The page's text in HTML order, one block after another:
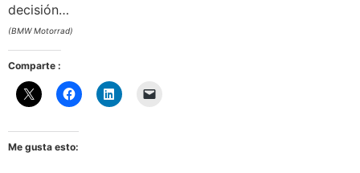
decisión…
(BMW Motorrad)
Comparte :
Me gusta esto: